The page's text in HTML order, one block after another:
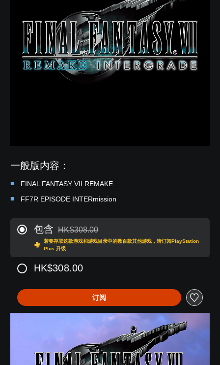
一般版内容：
FINAL FANTASY VII REMAKE
FF7R EPISODE INTERmission
包含 从原价HK$308.00折扣优惠
HK$308.00
若要存取这款游戏和游戏目录中的数百款其他游戏，请订阅PlayStation
Plus 升级
HK$308.00
订阅